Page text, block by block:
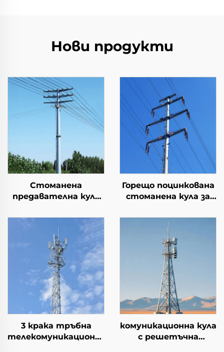
Нови продукти
Стоманена
предавателна кула
стоманена кула
електрически и
електронни арестор
електрическа кула
Горещо поцинкована
стоманена кула за
електроенергия
3 крака тръбна
телекомуникационна
комуникационна кула
с решетъчна